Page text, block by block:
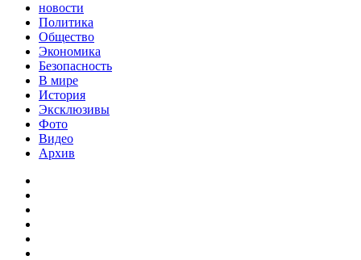
новости
Политика
Общество
Экономика
Безопасность
В мире
История
Эксклюзивы
Фото
Видео
Архив